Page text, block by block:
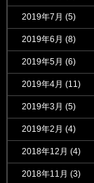
2019年7月 (5)
2019年6月 (8)
2019年5月 (6)
2019年4月 (11)
2019年3月 (5)
2019年2月 (4)
2018年12月 (4)
2018年11月 (3)